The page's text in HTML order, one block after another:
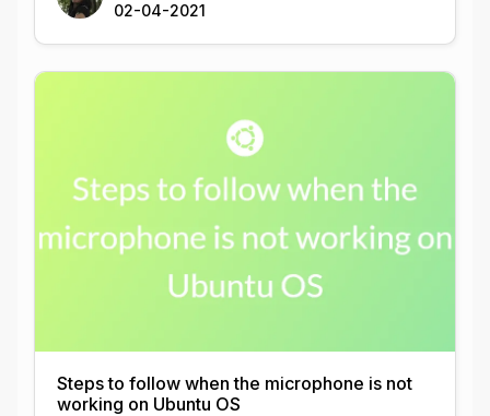
02-04-2021
Steps to follow when the microphone is not
working on Ubuntu OS